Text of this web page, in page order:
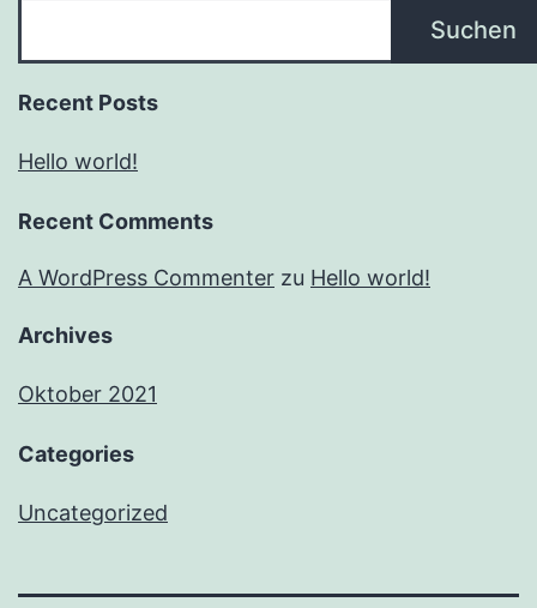
Suchen
Recent Posts
Hello world!
Recent Comments
A WordPress Commenter zu Hello world!
Archives
Oktober 2021
Categories
Uncategorized